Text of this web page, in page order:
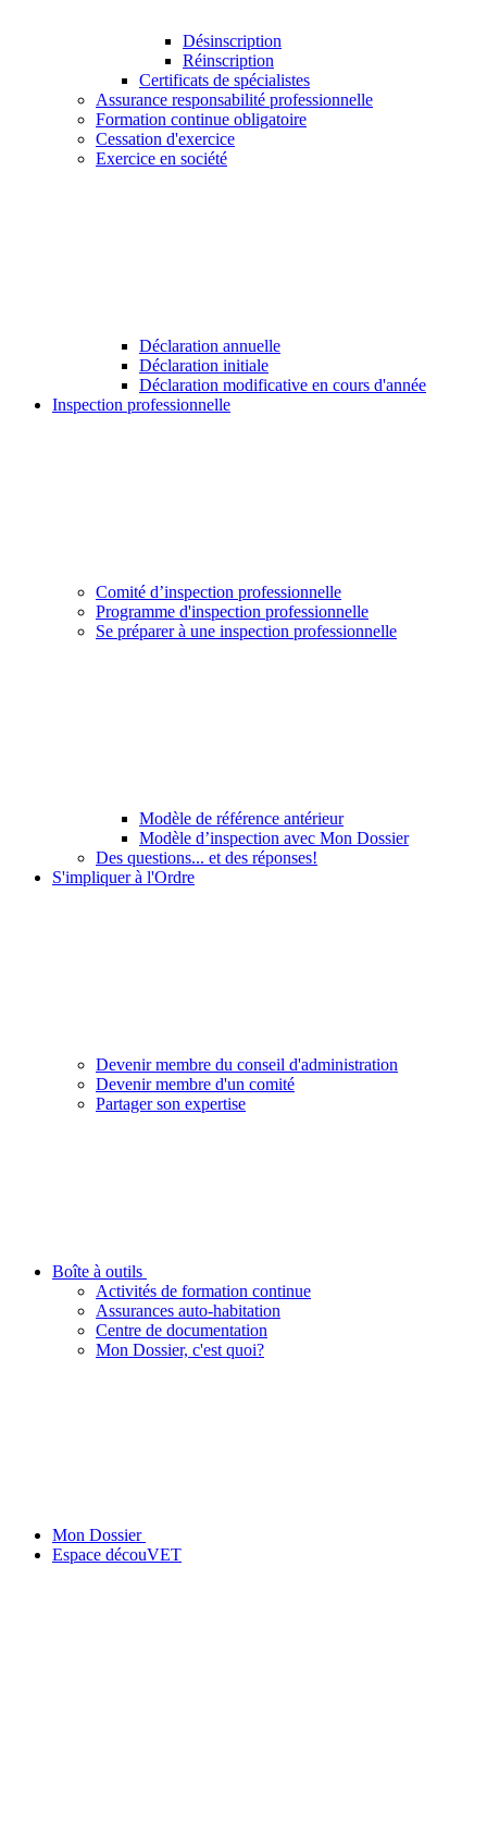
Désinscription
Réinscription
Certificats de spécialistes
Assurance responsabilité professionnelle
Formation continue obligatoire
Cessation d'exercice
Exercice en société
Déclaration annuelle
Déclaration initiale
Déclaration modificative en cours d'année
Inspection professionnelle
Comité d’inspection professionnelle
Programme d'inspection professionnelle
Se préparer à une inspection professionnelle
Modèle de référence antérieur
Modèle d’inspection avec Mon Dossier
Des questions... et des réponses!
S'impliquer à l'Ordre
Devenir membre du conseil d'administration
Devenir membre d'un comité
Partager son expertise
Boîte à outils
Activités de formation continue
Assurances auto-habitation
Centre de documentation
Mon Dossier, c'est quoi?
Mon Dossier
Espace découVET